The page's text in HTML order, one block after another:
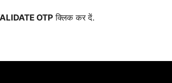
OTPक्लिक कर दें.